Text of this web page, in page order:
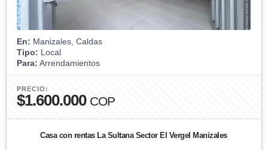
En: Manizales, Caldas
Tipo: Local
Para: Arrendamientos
PRECIO:
$1.600.000 COP
Casa con rentas La Sultana Sector El Vergel Manizales